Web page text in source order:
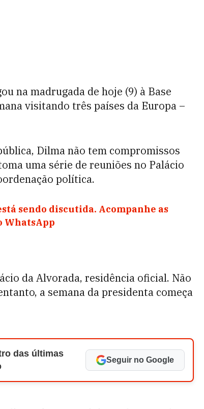
na madrugada de hoje (9) à Base
visitando três países da Europa –
Dilma não tem compromissos
uma série de reuniões no Palácio
política.
sendo discutida. Acompanhe as
WhatsApp
da Alvorada, residência oficial. Não
a semana da presidenta começa
das últimas
Seguir no Google